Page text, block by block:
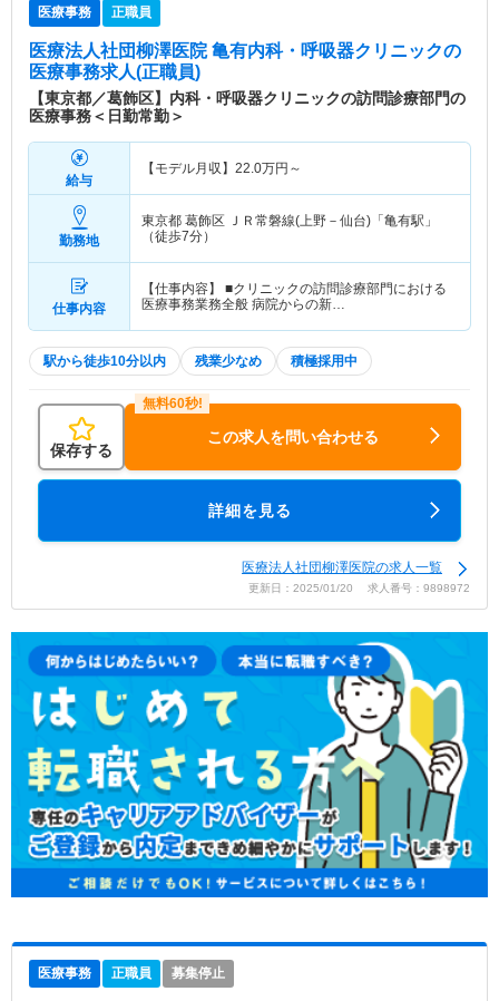
医療事務 正職員
医療法人社団柳澤医院 亀有内科・呼吸器クリニックの
医療事務求人(正職員)
【東京都／葛飾区】内科・呼吸器クリニックの訪問診療部門の
医療事務＜日勤常勤＞
給与
【モデル月収】 22.0万円～
勤務地
東京都 葛飾区 ＪＲ常磐線(上野－仙台)「亀有駅」
（徒歩7分）
仕事内容
【仕事内容】 ■クリニックの訪問診療部門における
医療事務業務全般 病院からの新…
駅から徒歩10分以内 残業少なめ 積極採用中
保存する
この求人を問い合わせる
詳細を見る
医療法人社団柳澤医院の求人一覧
更新日：2025/01/20 求人番号：9898972
医療事務 正職員 募集停止